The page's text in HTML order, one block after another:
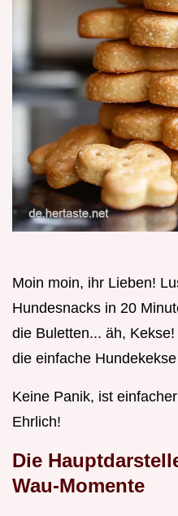
Moin moin, ihr Lieben!
Hundesnacks in 20
die Buletten... äh,
die einfache
Keine Panik, ist
Ehrlich!
Die
Wau-Momente